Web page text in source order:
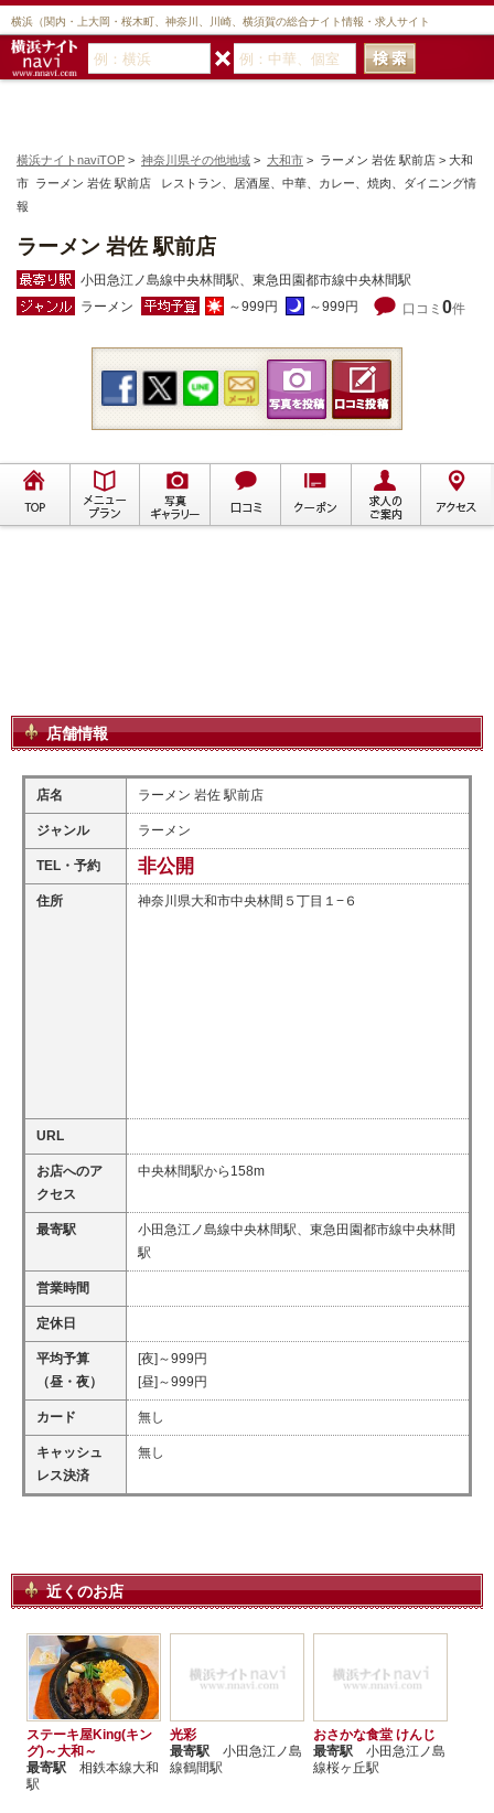
横浜（関内・上大岡・桜木町、神奈川、川崎、横須賀の総合ナイト情報・求人サイト
横浜ナイトnaviTOP > 神奈川県その他地域 > 大和市 > ラーメン 岩佐 駅前店 > 大和
市 ラーメン 岩佐 駅前店 レストラン、居酒屋、中華、カレー、焼肉、ダイニング情
報
ラーメン 岩佐 駅前店
小田急江ノ島線中央林間駅、東急田園都市線中央林間駅
ラーメン
～999円 ～999円 口コミ 0件
店舗情報
店名 ラーメン 岩佐 駅前店
ジャンル ラーメン
TEL・予約 非公開
住所 神奈川県大和市中央林間５丁目１−６
URL
お店へのア
クセス
中央林間駅から158m
最寄駅
小田急江ノ島線中央林間駅、東急田園都市線中央林間
駅
営業時間
定休日
平均予算
（昼・夜）
[夜]～999円
[昼]～999円
カード 無し
キャッシュ
レス決済
無し
近くのお店
ステーキ屋King(キン
グ)～大和～
最寄駅 相鉄本線大和
駅
光彩
最寄駅 小田急江ノ島
線鶴間駅
おさかな食堂 けんじ
最寄駅 小田急江ノ島
線桜ヶ丘駅